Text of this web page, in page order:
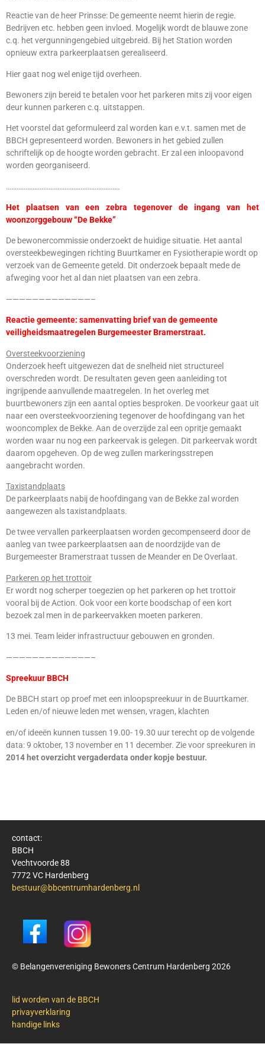
Reactie van de heer Prinsse: De gemeente neemt hierin de regie.
Bedrijven etc. hebben geen invloed. Mogelijk wordt de blauwe zone
c.q. het vergunningengebied uitgebreid. Bij het Station worden
opnieuw extra parkeerplaatsen gerealiseerd.
Hier gaat nog wel enige tijd overheen.
Bewoners zijn bereid te betalen voor het parkeren mits zij voor eigen
deur kunnen parkeren c.q. uitstappen.
Het voorstel dat geformuleerd zal worden kan e.v.t. samen met de
BBCH gepresenteerd worden. Bewoners in het gebied zullen
schriftelijk op de hoogte worden gebracht. Er zal een inloopavond
worden georganiseerd.
……………………………………………………….
Het plaatsen van een zebra tegenover de ingang van het
woonzorggebouw “De Bekke”
De bewonercommissie onderzoekt de huidige situatie. Het aantal
oversteekbewegingen richting Buurtkamer en Fysiotherapie wordt op
verzoek van de Gemeente geteld. Dit onderzoek bepaalt mede de
afweging voor het al dan niet plaatsen van een zebra.
—————————————–
Reactie gemeente: samenvatting brief van de gemeente
veiligheidsmaatregelen Burgemeester Bramerstraat.
Oversteekvoorziening
Onderzoek heeft uitgewezen dat de snelheid niet structureel
overschreden wordt. De resultaten geven geen aanleiding tot
ingrijpende aanvullende maatregelen. In het overleg met
buurtbewoners zijn een aantal opties besproken. De voorkeur gaat uit
naar een oversteekvoorziening tegenover de hoofdingang van het
wooncomplex de Bekke. Aan de overzijde zal een opritje gemaakt
worden waar nu nog een parkeervak is gelegen. Dit parkeervak wordt
daarom opgeheven. Op de weg zullen markeringsstrepen
aangebracht worden.
Taxistandplaats
De parkeerplaats nabij de hoofdingang van de Bekke zal worden
aangewezen als taxistandplaats.
De twee vervallen parkeerplaatsen worden gecompenseerd door de
aanleg van twee parkeerplaatsen aan de noordzijde van de
Burgemeester Bramerstraat tussen de Meander en De Overlaat.
Parkeren op het trottoir
Er wordt nog scherper toegezien op het parkeren op het trottoir
vooral bij de Action. Ook voor een korte boodschap of een kort
bezoek zal men in de parkeervakken moeten parkeren.
13 mei. Team leider infrastructuur gebouwen en gronden.
—————————————–
Spreekuur BBCH
De BBCH start op proef met een inloopspreekuur in de Buurtkamer.
Leden en/of nieuwe leden met wensen, vragen, klachten
en/of ideeën kunnen tussen 19.00- 19.30 uur terecht op de volgende
data: 9 oktober, 13 november en 11 december. Zie voor spreekuren in
2014 het overzicht vergaderdata onder kopje bestuur.
contact:
BBCH
Vechtvoorde 88
7772 VC Hardenberg
bestuur@bbcentrumhardenberg.nl
© Belangenvereniging Bewoners Centrum Hardenberg 2026
lid worden van de BBCH
privayverklaring
handige links